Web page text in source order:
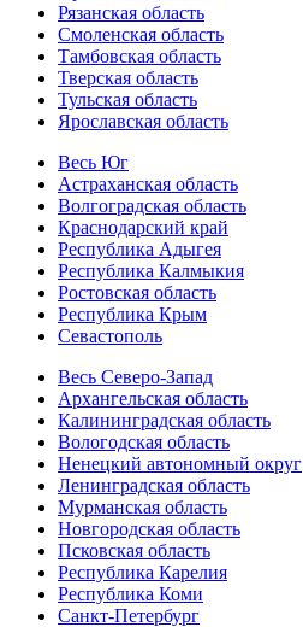
Рязанская область
Смоленская область
Тамбовская область
Тверская область
Тульская область
Ярославская область
Весь Юг
Астраханская область
Волгоградская область
Краснодарский край
Республика Адыгея
Республика Калмыкия
Ростовская область
Республика Крым
Севастополь
Весь Северо-Запад
Архангельская область
Калининградская область
Вологодская область
Ненецкий автономный округ
Ленинградская область
Мурманская область
Новгородская область
Псковская область
Республика Карелия
Республика Коми
Санкт-Петербург